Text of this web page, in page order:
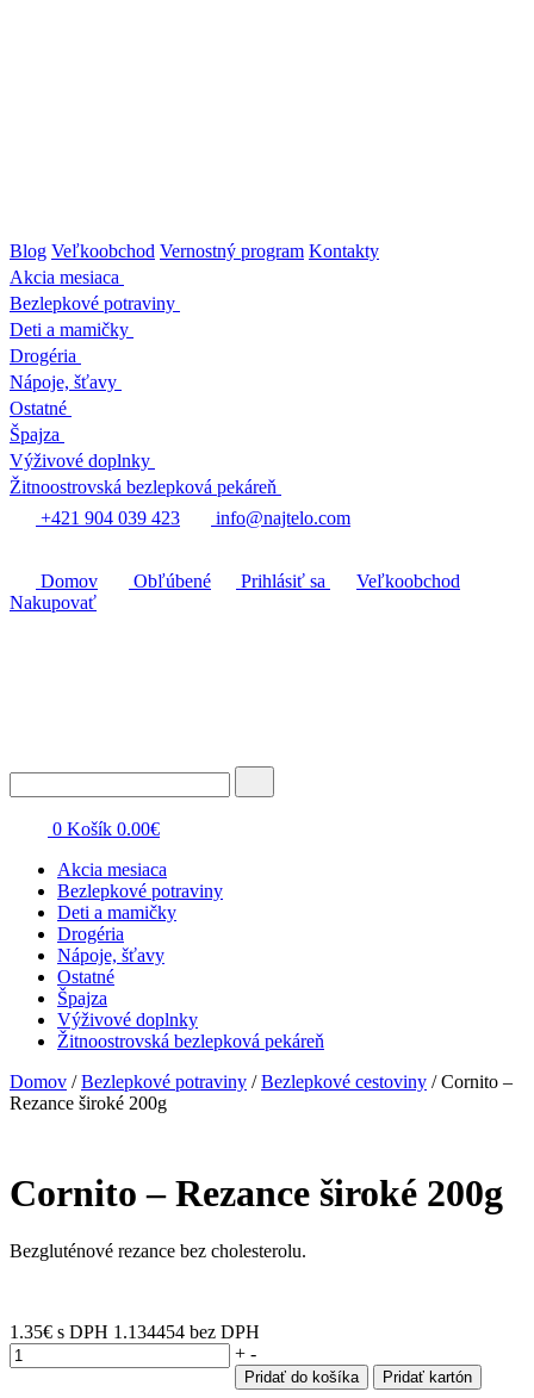
Blog Veľkoobchod Vernostný program Kontakty
Akcia mesiaca
Bezlepkové potraviny
Deti a mamičky
Drogéria
Nápoje, šťavy
Ostatné
Špajza
Výživové doplnky
Žitnoostrovská bezlepková pekáreň
+421 904 039 423
info@najtelo.com
Domov Obľúbené Prihlásiť sa
Veľkoobchod
Nakupovať
0 Košík 0.00€
Akcia mesiaca
Bezlepkové potraviny
Deti a mamičky
Drogéria
Nápoje, šťavy
Ostatné
Špajza
Výživové doplnky
Žitnoostrovská bezlepková pekáreň
Domov /Bezlepkové potraviny /Bezlepkové cestoviny / Cornito –
Rezance široké 200g
Cornito – Rezance široké 200g
Bezgluténové rezance bez cholesterolu.
1.35€ s DPH 1.134454 bez DPH
množstvo
Cornito
+ -
Pridať do košíka Pridať kartón